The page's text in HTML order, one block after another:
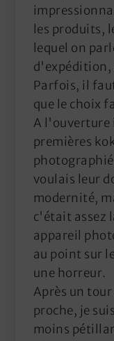
les produits,
lequel on
d'expédition,
Parfois, il
que le choix
A l'ouverture
premières
voulais leur
modernité,
c'était assez
appareil
au point sur
une horreur.
Après un
proche, je
moins